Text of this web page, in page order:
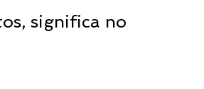
significa no